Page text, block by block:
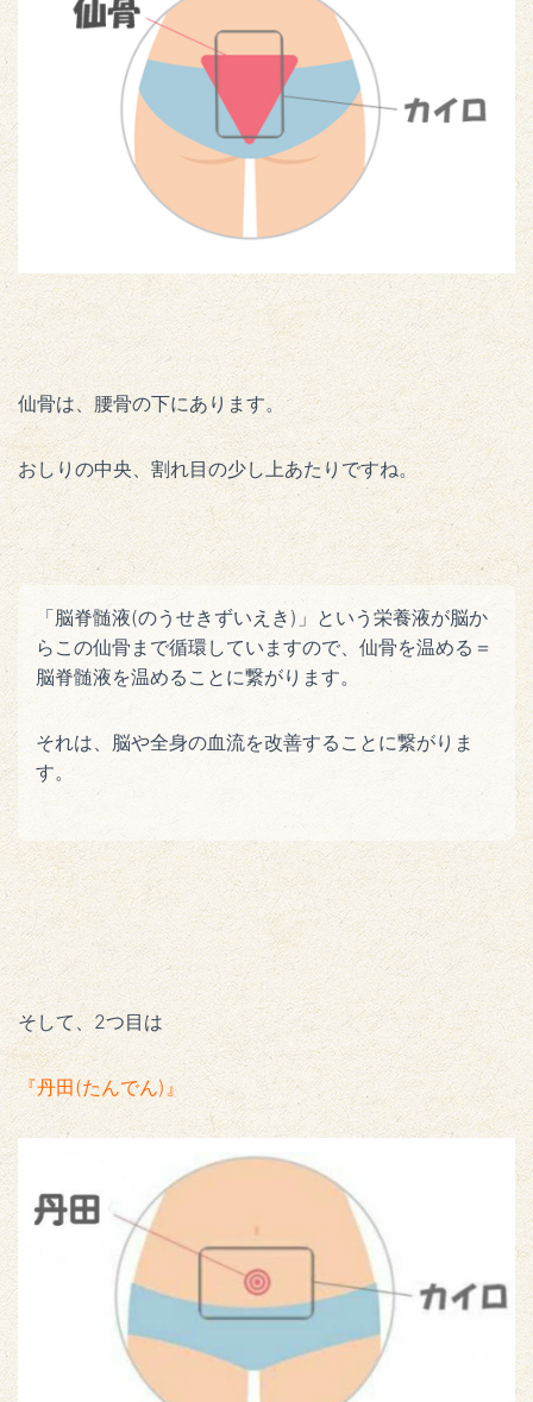
仙骨は、腰骨の下にあります。
おしりの中央、割れ目の少し上あたりですね。
「脳脊髄液(のうせきずいえき)」という栄養液が脳か
らこの仙骨まで循環していますので、仙骨を温める＝
脳脊髄液を温めることに繋がります。
それは、脳や全身の血流を改善することに繋がりま
す。
そして、2つ目は
『丹田(たんでん)』